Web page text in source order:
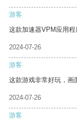
游客
这款加速器VPM应用程
2024-07-26
游客
这款游戏非常好玩，画
2024-07-26
游客